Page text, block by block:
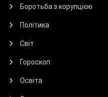
Боротьба з корупцією
Політика
Світ
Гороскоп
Освіта